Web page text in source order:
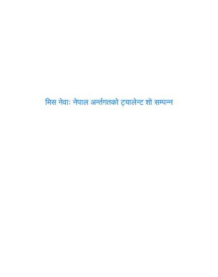
मिस नेवाः नेपाल अर्न्तगतको ट्यालेन्ट शो सम्पन्न